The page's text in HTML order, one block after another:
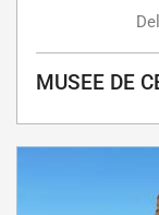
Del
MUSEE DE